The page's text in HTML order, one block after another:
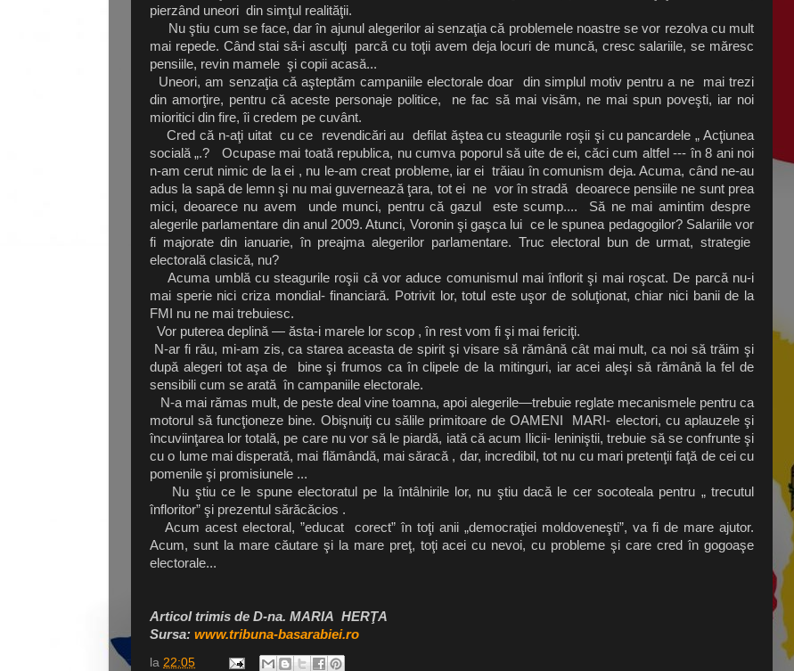
pierzând uneori din simţul realităţii.
Nu ştiu cum se face, dar în ajunul alegerilor ai senzaţia că problemele noastre se vor rezolva cu mult
mai repede. Când stai să-i asculţi parcă cu toţii avem deja locuri de muncă, cresc salariile, se măresc
pensiile, revin mamele şi copii acasă...
Uneori, am senzaţia că aşteptăm campaniile electorale doar din simplul motiv pentru a ne mai trezi
din amorţire, pentru că aceste personaje politice, ne fac să mai visăm, ne mai spun poveşti, iar noi
mioritici din fire, îi credem pe cuvânt.
Cred că n-aţi uitat cu ce revendicări au defilat ăştea cu steagurile roşii şi cu pancardele „ Acţiunea
socială „.? Ocupase mai toată republica, nu cumva poporul să uite de ei, căci cum altfel --- în 8 ani noi
n-am cerut nimic de la ei , nu le-am creat probleme, iar ei trăiau în comunism deja. Acuma, când ne-au
adus la sapă de lemn şi nu mai guvernează ţara, tot ei ne vor în stradă deoarece pensiile ne sunt prea
mici, deoarece nu avem unde munci, pentru că gazul este scump.... Să ne mai amintim despre
alegerile parlamentare din anul 2009. Atunci, Voronin şi gaşca lui ce le spunea pedagogilor? Salariile vor
fi majorate din ianuarie, în preajma alegerilor parlamentare. Truc electoral bun de urmat, strategie
electorală clasică, nu?
Acuma umblă cu steagurile roşii că vor aduce comunismul mai înflorit şi mai roşcat. De parcă nu-i
mai sperie nici criza mondial- financiară. Potrivit lor, totul este uşor de soluţionat, chiar nici banii de la
FMI nu ne mai trebuiesc.
Vor puterea deplină — ăsta-i marele lor scop , în rest vom fi şi mai fericiţi.
N-ar fi rău, mi-am zis, ca starea aceasta de spirit şi visare să rămână cât mai mult, ca noi să trăim şi
după alegeri tot aşa de bine şi frumos ca în clipele de la mitinguri, iar acei aleşi să rămână la fel de
sensibili cum se arată în campaniile electorale.
N-a mai rămas mult, de peste deal vine toamna, apoi alegerile—trebuie reglate mecanismele pentru ca
motorul să funcţioneze bine. Obişnuiţi cu sălile primitoare de OAMENI MARI- electori, cu aplauzele şi
încuviinţarea lor totală, pe care nu vor să le piardă, iată că acum Ilicii- leniniştii, trebuie să se confrunte şi
cu o lume mai disperată, mai flămândă, mai săracă , dar, incredibil, tot nu cu mari pretenţii faţă de cei cu
pomenile şi promisiunele ...
Nu ştiu ce le spune electoratul pe la întâlnirile lor, nu ştiu dacă le cer socoteala pentru „ trecutul
înfloritor” şi prezentul sărăcăcios .
Acum acest electoral, ”educat corect” în toţi anii „democraţiei moldoveneşti”, va fi de mare ajutor.
Acum, sunt la mare căutare şi la mare preţ, toţi acei cu nevoi, cu probleme şi care cred în gogoaşe
electorale...
Articol trimis de D-na. MARIA HERŢA
Sursa: www.tribuna-basarabiei.ro
la 22:05